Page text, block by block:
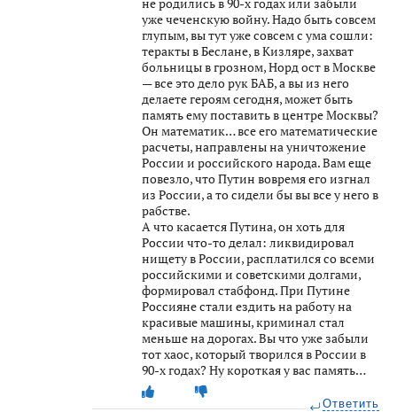
уже чеченскую войну. Надо быть совсем
глупым, вы тут уже совсем с ума сошли:
теракты в Беслане, в Кизляре, захват
больницы в грозном, Норд ост в Москве
— все это дело рук БАБ, а вы из него
делаете героям сегодня, может быть
память ему поставить в центре Москвы?
Он математик… все его математические
расчеты, направлены на уничтожение
России и российского народа. Вам еще
повезло, что Путин вовремя его изгнал
из России, а то сидели бы вы все у него в
рабстве.
А что касается Путина, он хоть для
России что-то делал: ликвидировал
нищету в России, расплатился со всеми
российскими и советскими долгами,
формировал стабфонд. При Путине
Россияне стали ездить на работу на
красивые машины, криминал стал
меньше на дорогах. Вы что уже забыли
тот хаос, который творился в России в
90-х годах? Ну короткая у вас память…
Ответить